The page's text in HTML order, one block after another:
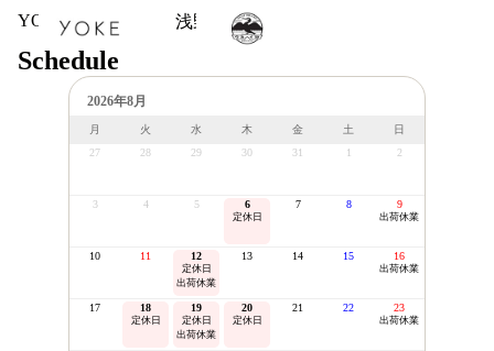
YOKE 浅野商店
Schedule
2026年8月
月 火 水 木 金 土
日
27
28 29 30 31 1 2
3 4 5 6
定休日
7 8 9
出荷休業
10 11 12
定休日
出荷休業
13 14 15 16
出荷休業
17 18
定休日
19
定休日
出荷休業
20
定休日
21 22 23
出荷休業